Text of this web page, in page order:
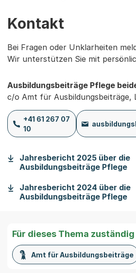
Kontakt
Bei Fragen oder Unklarheiten
Wir unterstützen Sie mit
Ausbildungsbeiträge Pflege
c/o Amt für Ausbildungsbeiträge,
+41 61 267 07
10
Jahresbericht 2025 über die
Ausbildungsbeiträge Pflege
Jahresbericht 2024 über die
Ausbildungsbeiträge Pflege
Für dieses Thema zuständig
Amt für Ausbildungsbeiträge